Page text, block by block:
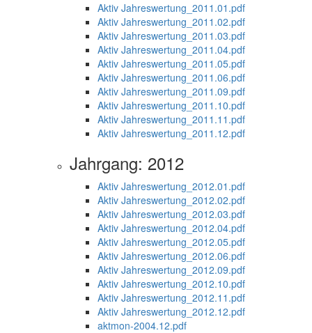
Aktiv Jahreswertung_2011.01.pdf
Aktiv Jahreswertung_2011.02.pdf
Aktiv Jahreswertung_2011.03.pdf
Aktiv Jahreswertung_2011.04.pdf
Aktiv Jahreswertung_2011.05.pdf
Aktiv Jahreswertung_2011.06.pdf
Aktiv Jahreswertung_2011.09.pdf
Aktiv Jahreswertung_2011.10.pdf
Aktiv Jahreswertung_2011.11.pdf
Aktiv Jahreswertung_2011.12.pdf
Jahrgang: 2012
Aktiv Jahreswertung_2012.01.pdf
Aktiv Jahreswertung_2012.02.pdf
Aktiv Jahreswertung_2012.03.pdf
Aktiv Jahreswertung_2012.04.pdf
Aktiv Jahreswertung_2012.05.pdf
Aktiv Jahreswertung_2012.06.pdf
Aktiv Jahreswertung_2012.09.pdf
Aktiv Jahreswertung_2012.10.pdf
Aktiv Jahreswertung_2012.11.pdf
Aktiv Jahreswertung_2012.12.pdf
aktmon-2004.12.pdf